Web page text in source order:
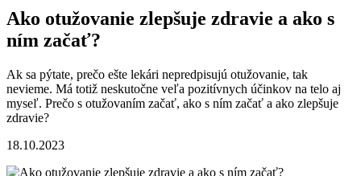
Ako otužovanie zlepšuje zdravie a ako s
ním začať?
Ak sa pýtate, prečo ešte lekári nepredpisujú otužovanie, tak
nevieme. Má totiž neskutočne veľa pozitívnych účinkov na telo aj
myseľ. Prečo s otužovaním začať, ako s ním začať a ako zlepšuje
zdravie?
18.10.2023